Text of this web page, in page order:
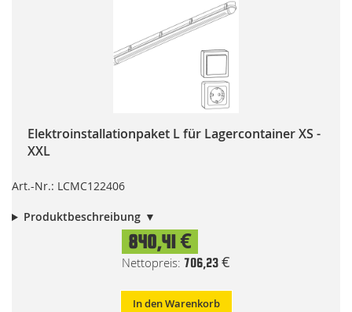
Elektroinstallationpaket L für Lagercontainer XS -
XXL
Art.-Nr.: LCMC122406
Produktbeschreibung
840,41 €
706,23 €
In den Warenkorb